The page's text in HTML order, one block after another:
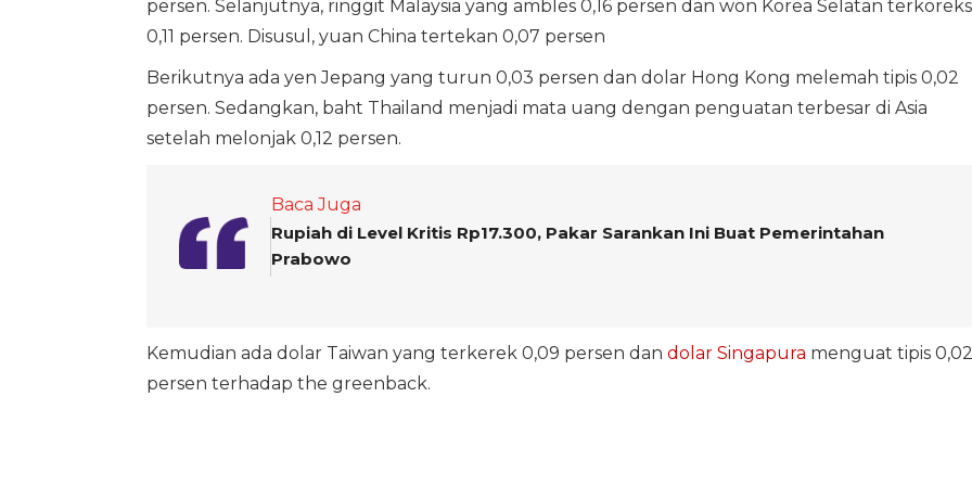
persen. Selanjutnya, ringgit Malaysia yang ambles 0,16 persen dan won Korea Selatan
0,11 persen. Disusul, yuan China tertekan 0,07 persen
Berikutnya ada yen Jepang yang turun 0,03 persen dan dolar Hong Kong melemah tipis 0,02
persen. Sedangkan, baht Thailand menjadi mata uang dengan penguatan terbesar di Asia
setelah melonjak 0,12 persen.
Baca Juga
Rupiah di Level Kritis Rp17.300, Pakar Sarankan Ini Buat Pemerintahan
Prabowo
Kemudian ada dolar Taiwan yang terkerek 0,09 persen dan dolar Singapura menguat tipis 0,02
persen terhadap the greenback.